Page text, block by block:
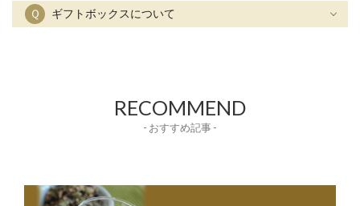
Ｑ ギフトボックスについて
RECOMMEND
- おすすめ記事 -